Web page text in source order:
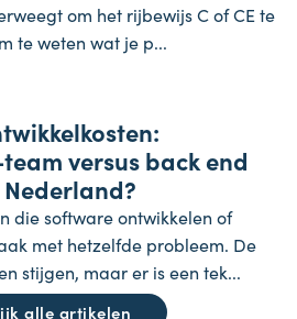
om het rijbewijs C of CE te
te weten wat je p...
versus back end
die software ontwikkelen of
met hetzelfde probleem. De
stijgen, maar er is een tek...
alle artikelen